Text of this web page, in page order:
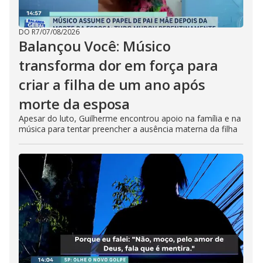
DO R7/07/08/2026
Balançou Você: Músico
transforma dor em força para
criar a filha de um ano após
morte da esposa
Apesar do luto, Guilherme encontrou apoio na família e na
música para tentar preencher a ausência materna da filha